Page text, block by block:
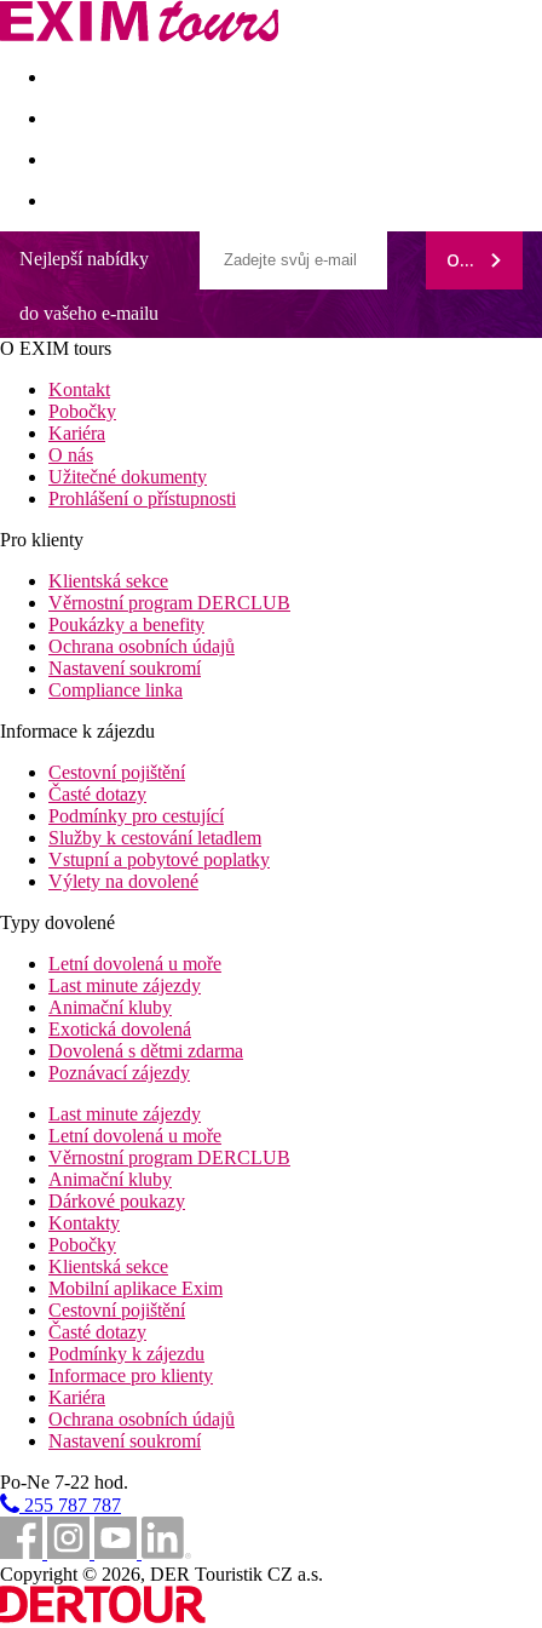
Akční nabídky Last minute
Nejlepší nabídky
do vašeho e-mailu
ODEBÍRAT
O EXIM tours
Kontakt
Pobočky
Kariéra
O nás
Užitečné dokumenty
Prohlášení o přístupnosti
Pro klienty
Klientská sekce
Věrnostní program DERCLUB
Poukázky a benefity
Ochrana osobních údajů
Nastavení soukromí
Compliance linka
Informace k zájezdu
Cestovní pojištění
Časté dotazy
Podmínky pro cestující
Služby k cestování letadlem
Vstupní a pobytové poplatky
Výlety na dovolené
Typy dovolené
Letní dovolená u moře
Last minute zájezdy
Animační kluby
Exotická dovolená
Dovolená s dětmi zdarma
Poznávací zájezdy
Last minute zájezdy
Letní dovolená u moře
Věrnostní program DERCLUB
Animační kluby
Dárkové poukazy
Kontakty
Pobočky
Klientská sekce
Mobilní aplikace Exim
Cestovní pojištění
Časté dotazy
Podmínky k zájezdu
Informace pro klienty
Kariéra
Ochrana osobních údajů
Nastavení soukromí
Po-Ne 7-22 hod.
255 787 787
Copyright © 2026, DER Touristik CZ a.s.